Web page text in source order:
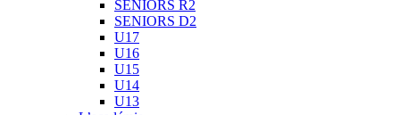
SENIORS R2
SENIORS D2
U17
U16
U15
U14
U13